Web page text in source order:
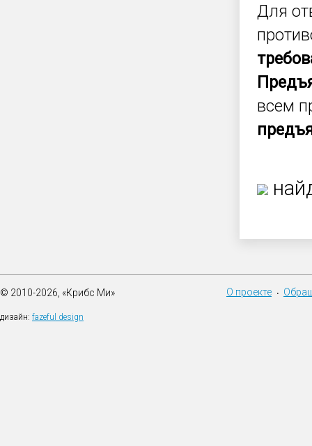
Для
всем
© 2010-2026, «Крибс Ми»
дизайн: fazeful design
О проекте •